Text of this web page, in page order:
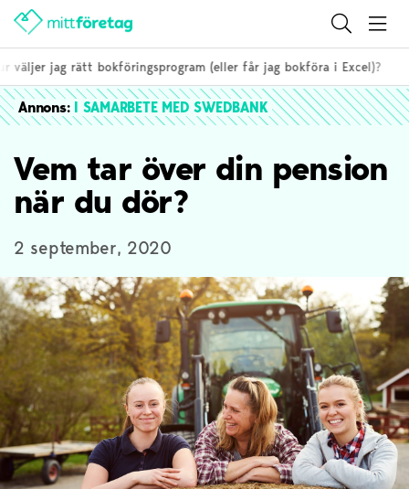
jag rätt bokföringsprogram (eller får jag bokföra i Excel)?
Annons: I SAMARBETE MED SWEDBANK
Vem tar över din pension
när du dör?
2 september, 2020